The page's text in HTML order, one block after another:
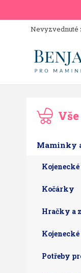
Nevyzvednuté
Maminky
Kočárky
Hračky a
Potřeby